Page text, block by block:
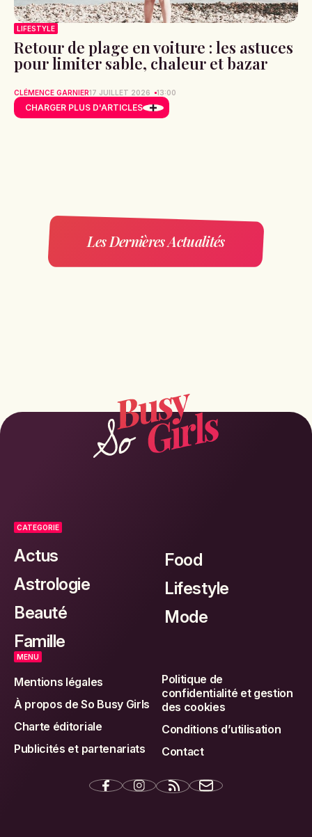
LIFESTYLE
Retour de plage en voiture : les astuces
pour limiter sable, chaleur et bazar
CLÉMENCE GARNIER17 JUILLET 2026 13:00
CHARGER PLUS D'ARTICLES
Les Dernières Actualités
CATEGORIE
Actus
Astrologie
Beauté
Famille
Food
Lifestyle
Mode
MENU
Mentions légales
À propos de So Busy Girls
Charte éditoriale
Publicités et partenariats
Politique de
confidentialité et gestion
des cookies
Conditions d’utilisation
Contact